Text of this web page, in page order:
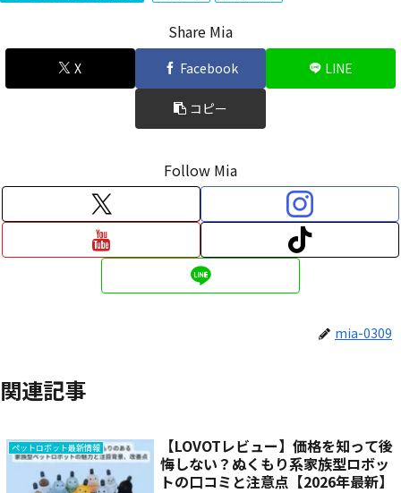
Share Mia
X Facebook LINE
コピー
Follow Mia
mia-0309
関連記事
ペットロボット最新情報
【LOVOTレビュー】価格を知って後
悔しない？ぬくもり系家族型ロボッ
トの口コミと注意点【2026年最新】